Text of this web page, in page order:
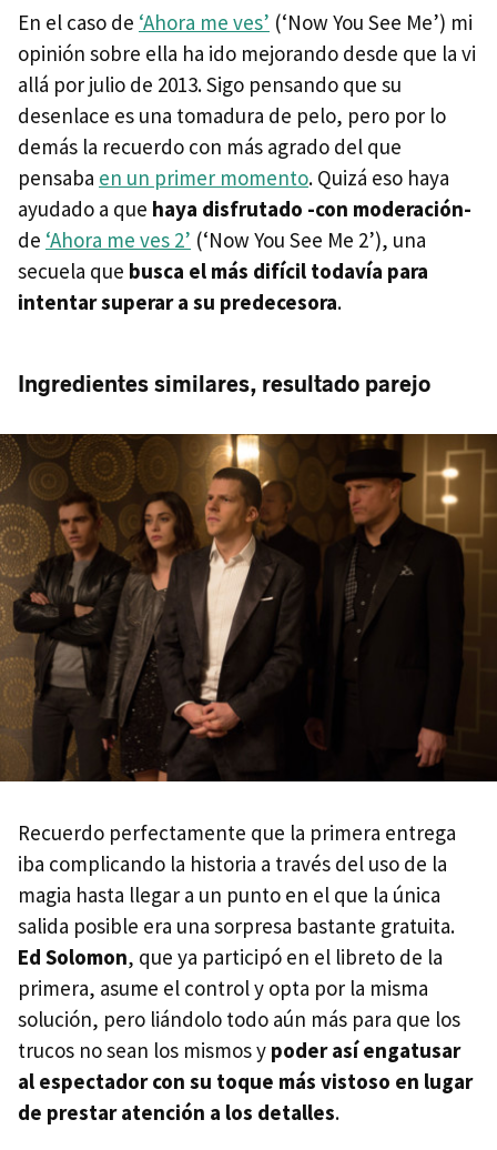
En el caso de ‘Ahora me ves’ (‘Now You See Me’) mi
opinión sobre ella ha ido mejorando desde que la vi
allá por julio de 2013. Sigo pensando que su
desenlace es una tomadura de pelo, pero por lo
demás la recuerdo con más agrado del que
pensaba en un primer momento. Quizá eso haya
ayudado a que haya disfrutado -con moderación-
de ‘Ahora me ves 2’ (‘Now You See Me 2’), una
secuela que busca el más difícil todavía para
intentar superar a su predecesora.
Ingredientes similares, resultado parejo
Recuerdo perfectamente que la primera entrega
iba complicando la historia a través del uso de la
magia hasta llegar a un punto en el que la única
salida posible era una sorpresa bastante gratuita.
Ed Solomon, que ya participó en el libreto de la
primera, asume el control y opta por la misma
solución, pero liándolo todo aún más para que los
trucos no sean los mismos y poder así engatusar
al espectador con su toque más vistoso en lugar
de prestar atención a los detalles.